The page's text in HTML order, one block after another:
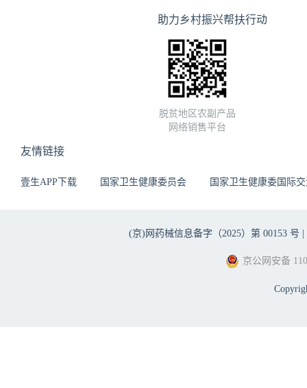
助力乡村振兴帮扶行动
脱贫地区农副产品
网络销售平台
友情链接
壹生APP下载 国家卫生健康委员会 国家卫生健康委国际
(京)网药械信息备字（2025）第 00153 号 |
京公网安备